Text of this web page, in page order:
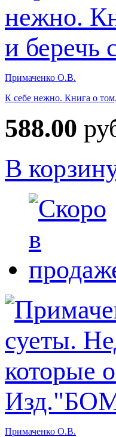
Примаченко О.В.
К себе нежно. Книга о
588.00
В
Примаченко О.В.